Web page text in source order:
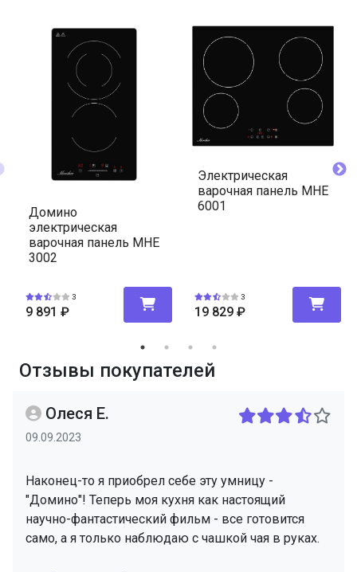
Домино
электрическая
варочная панель MHE
3002
3
9 891 ₽
Электрическая
варочная панель MHE
6001
3
19 829 ₽
Отзывы покупателей
Олеся Е.
09.09.2023
Наконец-то я приобрел себе эту умницу -
"Домино"! Теперь моя кухня как настоящий
научно-фантастический фильм - все готовится
само, а я только наблюдаю с чашкой чая в руках.